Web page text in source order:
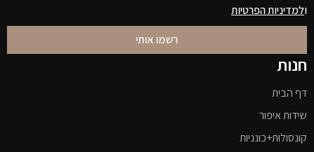
ולמדיניות הפרטיות
רשמו אותי
חנות
דף הבית
שידות איפור
קונסולות+כונניות